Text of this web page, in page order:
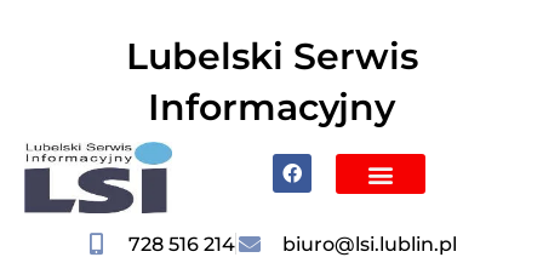
Lubelski Serwis
Informacyjny
728 516 214 biuro@lsi.lublin.pl